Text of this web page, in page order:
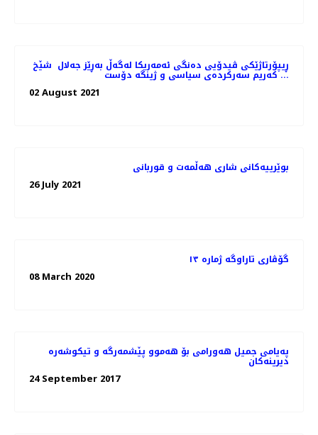
ڕیپۆرتاژێکی ڤیدۆیی دەنگی ئەمەریکا لەگەڵ بەڕێز جەلال شێخ
کەریم سەرکردەی سیاسی و ژینگە دۆست ...
02 August 2021
بوێرییەکانی شاری هەڵمەت و قوربانی
26 July 2021
گۆڤاری تاراوگە ژمارە ١٣
08 March 2020
پەیامی جمیل هەورامی بۆ هەموو پێشمەرگە و تیكوشەرە
دیرینەكان
24 September 2017